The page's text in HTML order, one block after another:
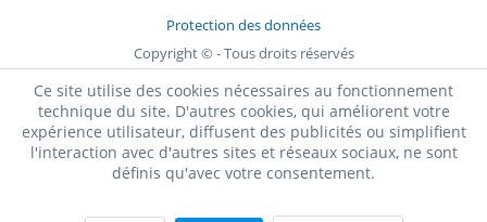
Protection des données
Copyright © - Tous droits réservés
Ce site utilise des cookies nécessaires au fonctionnement
technique du site. D'autres cookies, qui améliorent votre
expérience utilisateur, diffusent des publicités ou simplifient
l'interaction avec d'autres sites et réseaux sociaux, ne sont
définis qu'avec votre consentement.